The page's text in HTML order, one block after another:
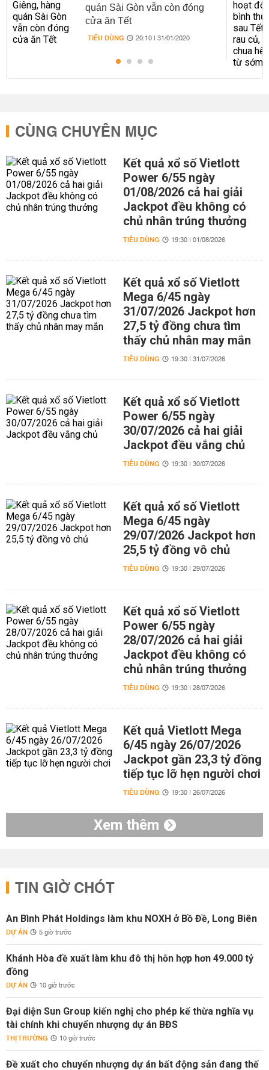
quán Sài Gòn vẫn còn đóng
cửa ăn Tết
TIÊU DÙNG 20:10 | 31/01/2020
CÙNG CHUYÊN MỤC
Kết quả xổ số Vietlott
Power 6/55 ngày
01/08/2026 cả hai giải
Jackpot đều không có
chủ nhân trúng thưởng
TIÊU DÙNG 19:30 | 01/08/2026
Kết quả xổ số Vietlott
Mega 6/45 ngày
31/07/2026 Jackpot hơn
27,5 tỷ đồng chưa tìm
thấy chủ nhân may mắn
TIÊU DÙNG 19:30 | 31/07/2026
Kết quả xổ số Vietlott
Power 6/55 ngày
30/07/2026 cả hai giải
Jackpot đều vắng chủ
TIÊU DÙNG 19:30 | 30/07/2026
Kết quả xổ số Vietlott
Mega 6/45 ngày
29/07/2026 Jackpot hơn
25,5 tỷ đồng vô chủ
TIÊU DÙNG 19:30 | 29/07/2026
Kết quả xổ số Vietlott
Power 6/55 ngày
28/07/2026 cả hai giải
Jackpot đều không có
chủ nhân trúng thưởng
TIÊU DÙNG 19:30 | 28/07/2026
Kết quả Vietlott Mega
6/45 ngày 26/07/2026
Jackpot gần 23,3 tỷ đồng
tiếp tục lỡ hẹn người chơi
TIÊU DÙNG 19:30 | 26/07/2026
Xem thêm
TIN GIỜ CHÓT
An Bình Phát Holdings làm khu NOXH ở Bồ Đề, Long Biên
DỰ ÁN 5 giờ trước
Khánh Hòa đề xuất làm khu đô thị hỗn hợp hơn 49.000 tỷ
đồng
DỰ ÁN 10 giờ trước
Đại diện Sun Group kiến nghị cho phép kế thừa nghĩa vụ
tài chính khi chuyển nhượng dự án BĐS
THỊ TRƯỜNG 10 giờ trước
Đề xuất cho chuyển nhượng dự án bất động sản đang thế